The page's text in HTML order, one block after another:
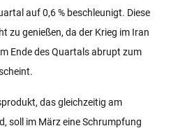
auf 0,6 % beschleunigt. Diese
zu genießen, da der Krieg im Iran
Ende des Quartals abrupt zum
das gleichzeitig am
soll im März eine Schrumpfung